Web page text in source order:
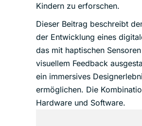
Kindern zu erforschen.
Dieser Beitrag beschreibt
der Entwicklung eines
das mit haptischen
visuellem Feedback
ein immersives
ermöglichen. Die
Hardware und Software.